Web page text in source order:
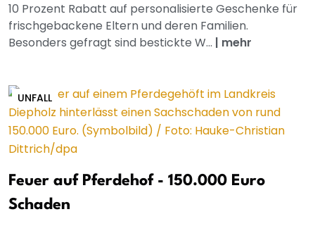
10 Prozent Rabatt auf personalisierte Geschenke für
frischgebackene Eltern und deren Familien.
Besonders gefragt sind bestickte W... | mehr
UNFALL
Feuer auf Pferdehof - 150.000 Euro
Schaden